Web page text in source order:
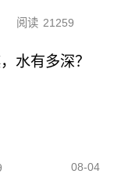
阅读 21259
水有多深？
08-04